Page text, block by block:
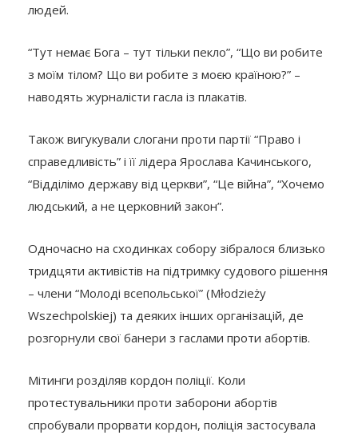
людей.
“Тут немає Бога – тут тільки пекло”, “Що ви робите
з моїм тілом? Що ви робите з моєю країною?” –
наводять журналісти гасла із плакатів.
Також вигукували слогани проти партії “Право і
справедливість” і її лідера Ярослава Качинського,
“Відділімо державу від церкви”, “Це війна”, “Хочемо
людський, а не церковний закон”.
Одночасно на сходинках собору зібралося близько
тридцяти активістів на підтримку судового рішення
– члени “Молоді всепольської” (Młodzieży
Wszechpolskiej) та деяких інших організацій, де
розгорнули свої банери з гаслами проти абортів.
Мітинги розділяв кордон поліції. Коли
протестувальники проти заборони абортів
спробували прорвати кордон, поліція застосувала